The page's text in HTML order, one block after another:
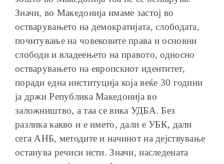
Значи, во Македонија имаме застој во
остварувањето на демократијата, слободата,
почитување на човековите права и основни
слободи и владеењето на правото, односно
остварувањето на европскиот идентитет,
поради една институција која веќе 30 години
ја држи Република Македонија во
заложништво, а таа се вика УДБА. Без
разлика какво и е името, дали е УБК, дали
сега АНБ, методите и начинот на дејствување
останува речиси исти. Значи, наследената